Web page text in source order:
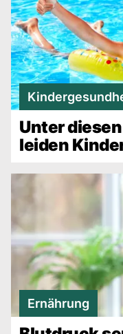
Unter
leiden
Ernährung